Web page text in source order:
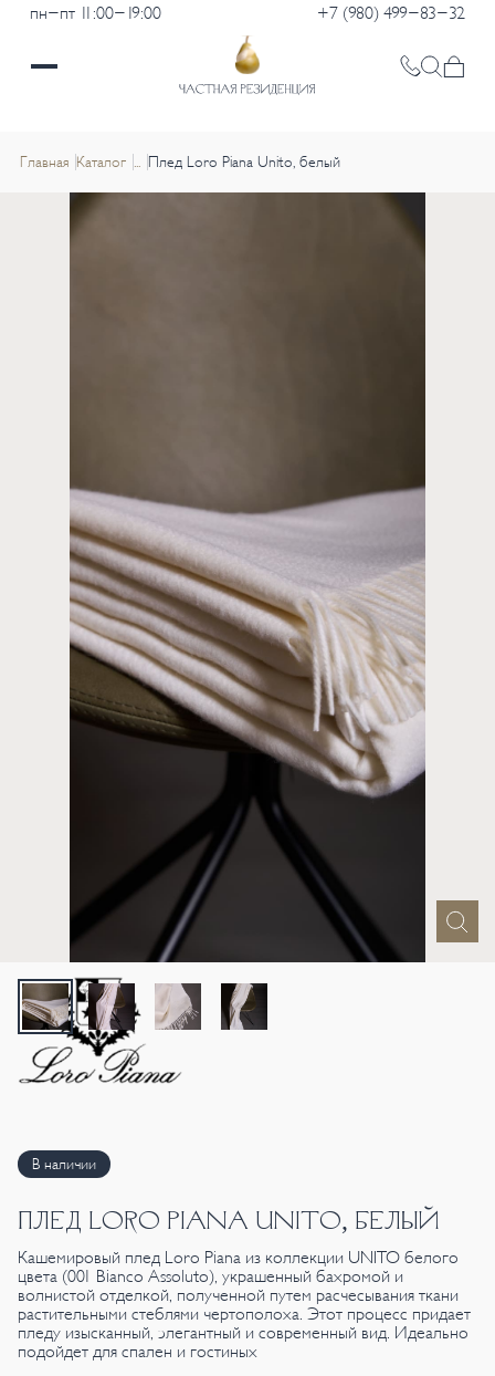
пн-пт 11:00-19:00 +7 (980) 499-83-32
Главная Каталог ... Плед Loro Piana Unito, белый
В наличии
ПЛЕД LORO PIANA UNITO, БЕЛЫЙ
Кашемировый плед Loro Piana из коллекции UNITO белого
цвета (001 Bianco Assoluto), украшенный бахромой и
волнистой отделкой, полученной путем расчесывания ткани
растительными стеблями чертополоха. Этот процесс придает
пледу изысканный, элегантный и современный вид. Идеально
подойдет для спален и гостиных